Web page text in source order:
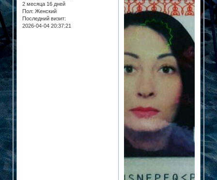
2 месяца 16 дней
Пол: Женский
Последний визит:
2026-04-04 20:37:21